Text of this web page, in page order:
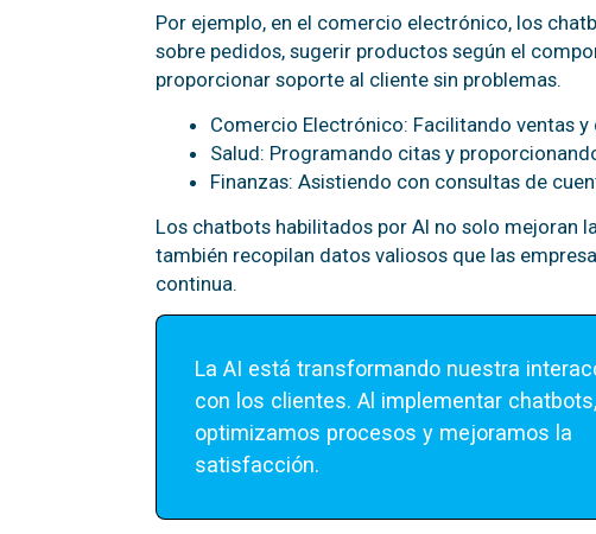
Por ejemplo, en el comercio electrónico, los
sobre pedidos, sugerir productos según el
proporcionar soporte al cliente sin problemas.
Comercio Electrónico: Facilitando ventas
Salud: Programando citas y
Finanzas: Asistiendo con consultas de
Los chatbots habilitados por AI no solo mejoran
también recopilan datos valiosos que las
continua.
La AI está transformando nuestra
con los clientes. Al implementar chatbots,
optimizamos procesos y mejoramos la
satisfacción.